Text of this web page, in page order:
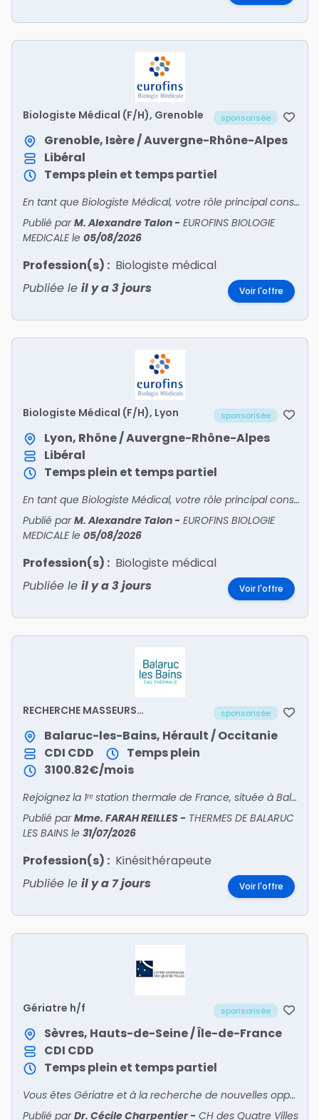
Biologiste Médical (F/H), Grenoble sponsorisée
Grenoble, Isère / Auvergne-Rhône-Alpes
Libéral
Temps plein et temps partiel
En tant que Biologiste Médical, votre rôle principal consiste à encadrer toutes les activités du site sous votre responsabilité. Vous êtes en relation avec patients et confrères pour l'accueil
Publié parM. Alexandre Talon- EUROFINS BIOLOGIE
MEDICALEle 05/08/2026
Profession(s) : Biologiste médical
Publiée le il y a 3 jours Voir l'offre
Biologiste Médical (F/H), Lyon sponsorisée
Lyon, Rhône / Auvergne-Rhône-Alpes
Libéral
Temps plein et temps partiel
En tant que Biologiste Médical, votre rôle principal consiste à encadrer toutes les activités et équipes du site sous votre responsabilité. Vous êtes en relation avec patients et confrères pou
Publié parM. Alexandre Talon- EUROFINS BIOLOGIE
MEDICALEle 05/08/2026
Profession(s) : Biologiste médical
Publiée le il y a 3 jours Voir l'offre
RECHERCHE MASSEURS
sponsorisée
Balaruc-les-Bains, Hérault / Occitanie
CDI CDD
Temps plein
3100.82€/mois
Rejoignez la 1ʳᵉ station thermale de France, située à Balaruc-les-Bains, dans l'Hérault, au cœur d'une presqu'île bordant le Bassin de Thau.
Publié parMme. FARAH REILLES- THERMES DE BALARUC
LES BAINS le 31/07/2026
Profession(s) : Kinésithérapeute
Publiée le il y a 7 jours Voir l'offre
Gériatre h/f sponsorisée
Sèvres, Hauts-de-Seine / Île-de-France
CDI CDD
Temps plein et temps partiel
Vous êtes Gériatre et à la recherche de nouvelles opportunités ? Rejoignez-nous !
Publié parDr. Cécile Charpentier- CH des Quatre Villes